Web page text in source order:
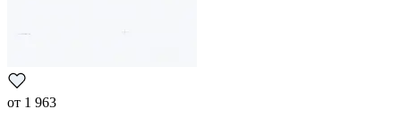
от 1 963